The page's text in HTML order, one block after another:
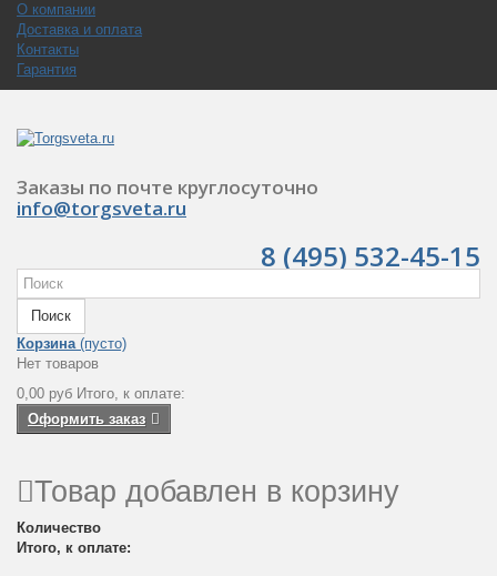
О компании
Доставка и оплата
Контакты
Гарантия
Заказы по почте круглосуточно
info@torgsveta.ru
8 (495) 532-45-15
Поиск
Корзина (пусто)
Нет товаров
0,00 руб Итого, к оплате:
Оформить заказ
Товар добавлен в корзину
Количество
Итого, к оплате: